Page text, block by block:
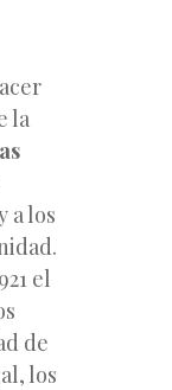
la
a los
el
de
los